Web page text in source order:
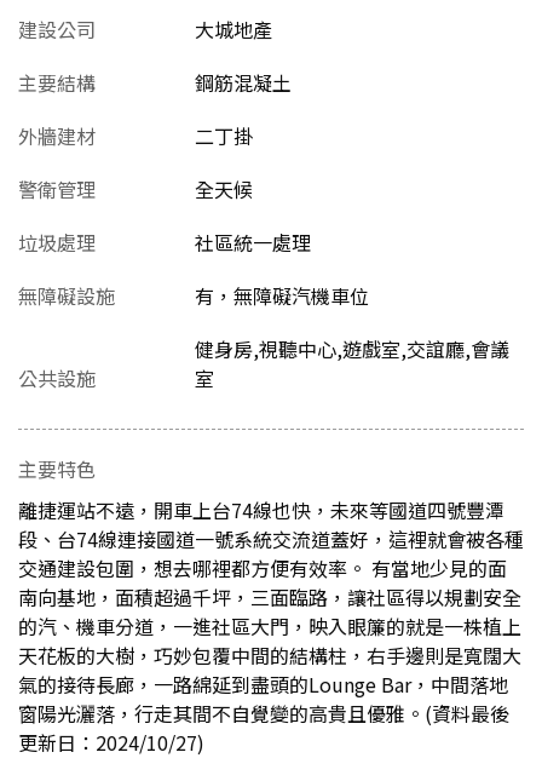
建設公司
大城地產
主要結構
鋼筋混凝土
外牆建材
二丁掛
警衛管理
全天候
垃圾處理
社區統一處理
無障礙設施
有，無障礙汽機車位
公共設施
健身房,視聽中心,遊戲室,交誼廳,會議
室
主要特色
離捷運站不遠，開車上台74線也快，未來等國道四號豐潭
段、台74線連接國道一號系統交流道蓋好，這裡就會被各種
交通建設包圍，想去哪裡都方便有效率。 有當地少見的面
南向基地，面積超過千坪，三面臨路，讓社區得以規劃安全
的汽、機車分道，一進社區大門，映入眼簾的就是一株植上
天花板的大樹，巧妙包覆中間的結構柱，右手邊則是寬闊大
氣的接待長廊，一路綿延到盡頭的Lounge Bar，中間落地
窗陽光灑落，行走其間不自覺變的高貴且優雅。(資料最後
更新日：2024/10/27)